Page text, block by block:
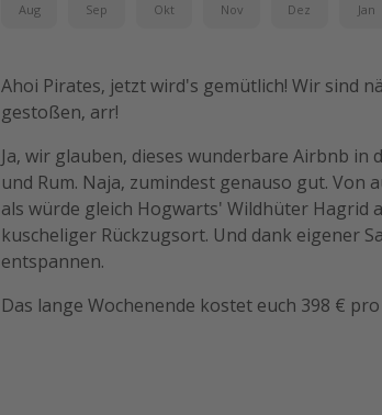
Aug Sep Okt Nov Dez Jan
Ahoi Pirates, jetzt wird's gemütlich! Wir sind
gestoßen, arr!
Ja, wir glauben, dieses wunderbare Airbnb
und Rum. Naja, zumindest genauso gut. Von
als würde gleich Hogwarts' Wildhüter Hagrid
kuscheliger Rückzugsort. Und dank eigener
entspannen.
Das lange Wochenende kostet euch 398 €